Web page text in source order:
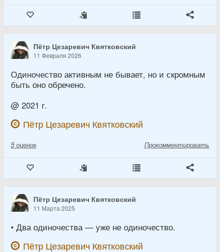
Пётр Цезаревич Квятковский
11 Февраля 2026
Одиночество активным не бывает, но и скромным
быть оно обречено.
@ 2021 г.
Пётр Цезаревич Квятковский
5 оценок Прокомментировать
Пётр Цезаревич Квятковский
11 Марта 2025
• Два одиночества — уже не одиночество.
Пётр Цезаревич Квятковский